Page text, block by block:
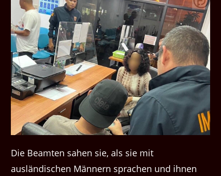
Die Beamten sahen sie, als sie mit
ausländischen Männern sprachen und ihnen